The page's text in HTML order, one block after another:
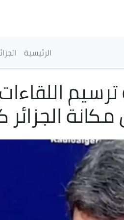
الرئيسية
الجزائر